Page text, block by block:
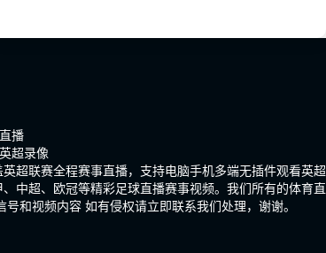
播
英超录像
超联赛全程赛事直播，支持电脑手机多端无插件观看英超
中超、欧冠等精彩足球直播赛事视频。我们所有的体育直
和视频内容 如有侵权请立即联系我们处理，谢谢。